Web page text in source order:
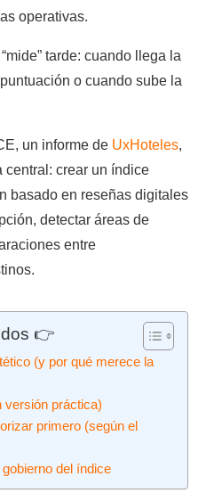
operativas.
tarde: cuando llega la
o cuando sube la
un informe de UxHoteles,
central: crear un índice
basado en reseñas digitales
detectar áreas de
entre
👉
(y por qué merece la
versión práctica)
primero (según el
del índice